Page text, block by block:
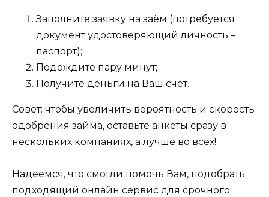
Заполните заявку на заём (потребуется
документ удостоверяющий личность –
паспорт);
Подождите пару минут;
Получите деньги на Ваш счёт.
Совет: чтобы увеличить вероятность и скорость
одобрения займа, оставьте анкеты сразу в
нескольких компаниях, а лучше во всех!
Надеемся, что смогли помочь Вам, подобрать
подходящий онлайн сервис для срочного